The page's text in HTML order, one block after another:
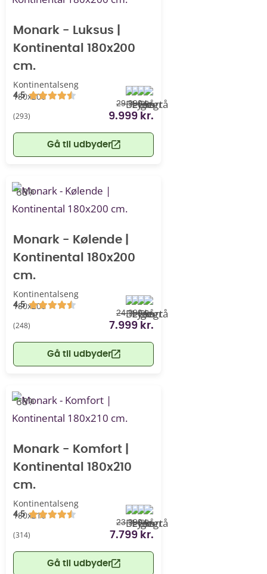
Monark - Luksus |
Kontinental 180x200
cm.
Kontinentalseng
180x200
4.5
(293)
29.999 kr.
9.999 kr.
Gå til udbyder
-68%
Monark - Kølende |
Kontinental 180x200
cm.
Kontinentalseng
180x200
4.5
(248)
24.999 kr.
7.999 kr.
Gå til udbyder
-68%
Monark - Komfort |
Kontinental 180x210
cm.
Kontinentalseng
180x210
4.5
(314)
23.999 kr.
7.799 kr.
Gå til udbyder